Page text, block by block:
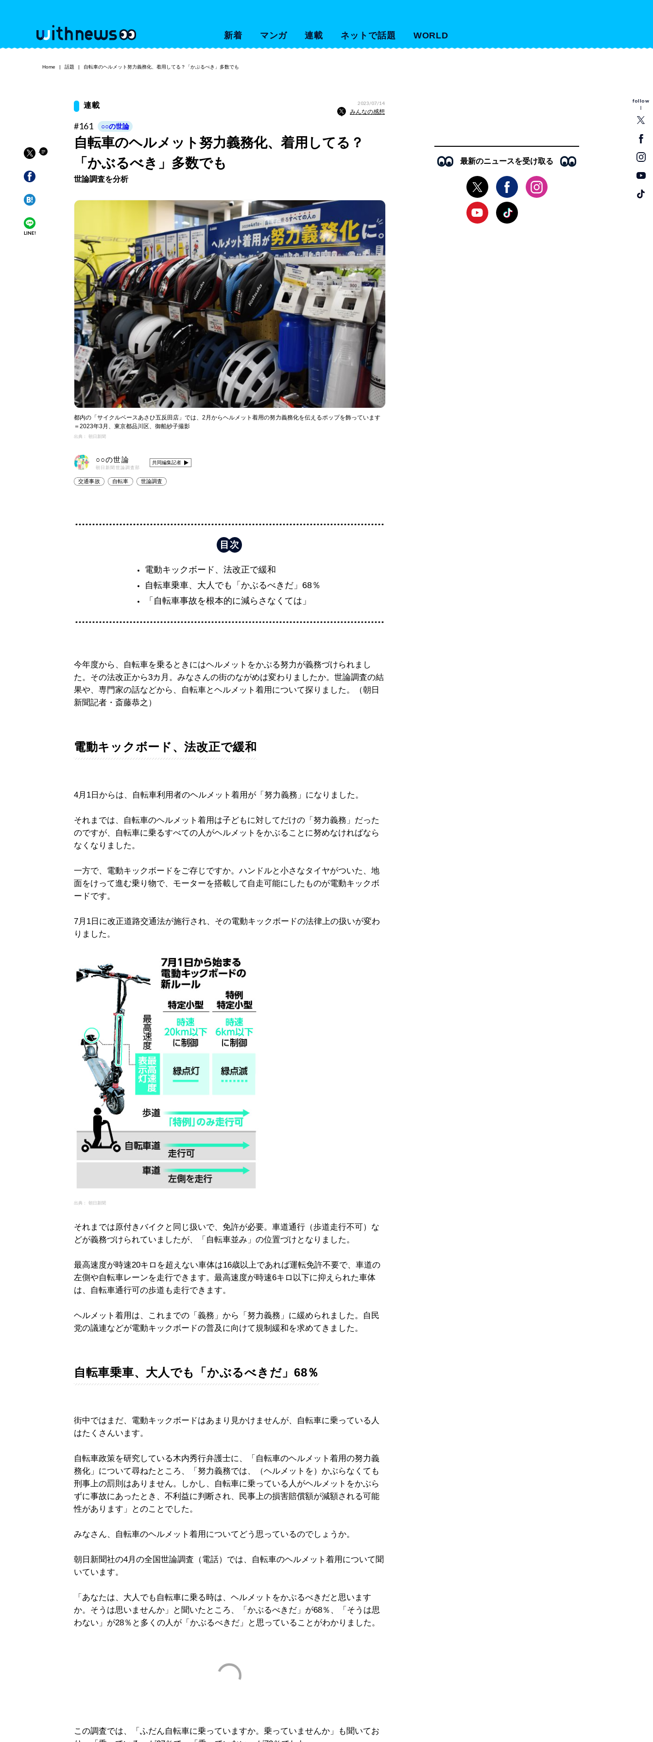
新着 マンガ 連載 ネットで話題 WORLD
follow
Home 話題 自転車のヘルメット努力義務化、着用してる？「かぶるべき」多数でも
LINE!
連載 2023/07/14
みんなの感想
#161 ○○の世論
自転車のヘルメット努力義務化、着用してる？
「かぶるべき」多数でも
世論調査を分析
都内の「サイクルベースあさひ五反田店」では、2月からヘルメット着用の努力義務化を伝えるポップを飾っています
＝2023年3月、東京都品川区、御船紗子撮影
出典： 朝日新聞
○○の世論
朝日新聞世論調査部
共同編集記者
交通事故 自転車 世論調査
電動キックボード、法改正で緩和
自転車乗車、大人でも「かぶるべきだ」68％
「自転車事故を根本的に減らさなくては」
今年度から、自転車を乗るときにはヘルメットをかぶる努力が義務づけられまし
た。その法改正から3カ月。みなさんの街のながめは変わりましたか。世論調査の結
果や、専門家の話などから、自転車とヘルメット着用について探りました。（朝日
新聞記者・斎藤恭之）
電動キックボード、法改正で緩和
4月1日からは、自転車利用者のヘルメット着用が「努力義務」になりました。
それまでは、自転車のヘルメット着用は子どもに対してだけの「努力義務」だった
のですが、自転車に乗るすべての人がヘルメットをかぶることに努めなければなら
なくなりました。
一方で、電動キックボードをご存じですか。ハンドルと小さなタイヤがついた、地
面をけって進む乗り物で、モーターを搭載して自走可能にしたものが電動キックボ
ードです。
7月1日に改正道路交通法が施行され、その電動キックボードの法律上の扱いが変わ
りました。
出典： 朝日新聞
それまでは原付きバイクと同じ扱いで、免許が必要。車道通行（歩道走行不可）な
どが義務づけられていましたが、「自転車並み」の位置づけとなりました。
最高速度が時速20キロを超えない車体は16歳以上であれば運転免許不要で、車道の
左側や自転車レーンを走行できます。最高速度が時速6キロ以下に抑えられた車体
は、自転車通行可の歩道も走行できます。
ヘルメット着用は、これまでの「義務」から「努力義務」に緩められました。自民
党の議連などが電動キックボードの普及に向けて規制緩和を求めてきました。
自転車乗車、大人でも「かぶるべきだ」68％
街中ではまだ、電動キックボードはあまり見かけませんが、自転車に乗っている人
はたくさんいます。
自転車政策を研究している木内秀行弁護士に、「自転車のヘルメット着用の努力義
務化」について尋ねたところ、「努力義務では、（ヘルメットを）かぶらなくても
刑事上の罰則はありません。しかし、自転車に乗っている人がヘルメットをかぶら
ずに事故にあったとき、不利益に判断され、民事上の損害賠償額が減額される可能
性があります」とのことでした。
みなさん、自転車のヘルメット着用についてどう思っているのでしょうか。
朝日新聞社の4月の全国世論調査（電話）では、自転車のヘルメット着用について聞
いています。
「あなたは、大人でも自転車に乗る時は、ヘルメットをかぶるべきだと思います
か。そうは思いませんか」と聞いたところ、「かぶるべきだ」が68％、「そうは思
わない」が28％と多くの人が「かぶるべきだ」と思っていることがわかりました。
この調査では、「ふだん自転車に乗っていますか。乗っていませんか」も聞いてお
最新のニュースを受け取る